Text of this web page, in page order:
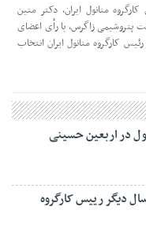
۱۱ مردادماه ۱۴۰۵ اعضای کارگروه متانول ایران، دکتر متین
پتروشیمی زاگرس، با رأی اعضای
کارگروه متانول ایران انتخاب
در اربعین حسینی
دیگر رییس کارگروه